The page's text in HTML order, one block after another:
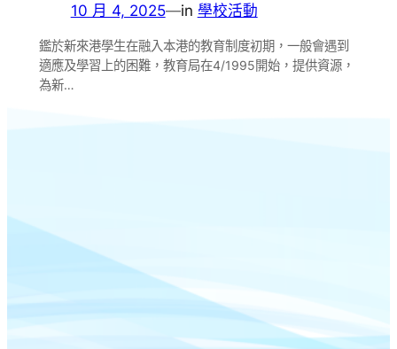
10 月 4, 2025—in 學校活動
鑑於新來港學生在融入本港的教育制度初期，一般會遇到
適應及學習上的困難，教育局在4/1995開始，提供資源，
為新…